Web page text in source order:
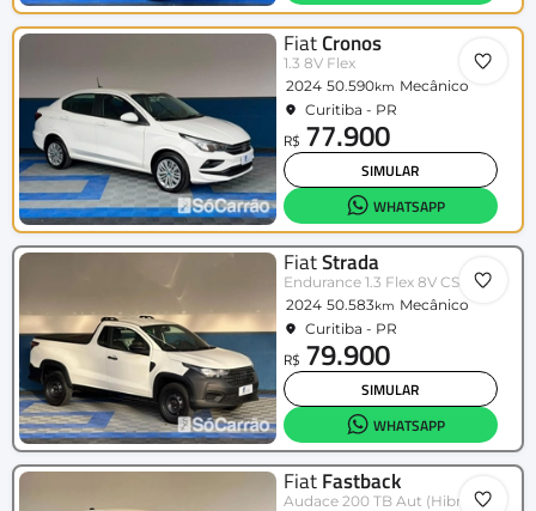
Fiat Cronos
1.3 8V Flex
2024 50.590km Mecânico
Curitiba - PR
R$ 77.900
SIMULAR
WHATSAPP
FiatStrada
Endurance 1.3 Flex 8V CS Plus
2024 50.583km Mecânico
Curitiba - PR
R$ 79.900
SIMULAR
WHATSAPP
Fiat Fastback
Audace 200 TB Aut (Hibrído)